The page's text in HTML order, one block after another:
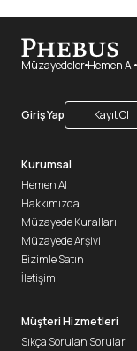
Müzayedeler Hemen Al
Giriş Yap Kayıt Ol
Kurumsal
Hemen Al
Hakkımızda
Müzayede Kuralları
Müzayede Arşivi
Bizimle Satın
İletişim
Müşteri Hizmetleri
Sıkça Sorulan Sorular